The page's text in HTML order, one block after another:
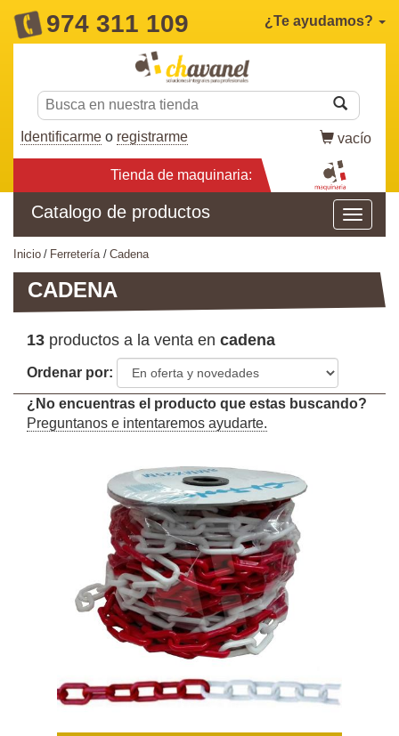
974 311 109 ¿Te ayudamos?
Identificarme o registrarme vacío
Tienda de maquinaria:
Catalogo de productos
inicio ferretería cadena
CADENA
13 productos a la venta en cadena
Ordenar por:
¿No encuentras el producto que estas buscando?
Preguntanos e intentaremos ayudarte.